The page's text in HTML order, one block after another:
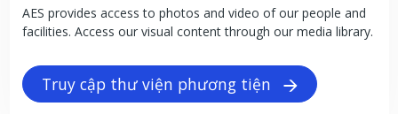
AES provides access to photos and video of our people and
facilities. Access our visual content through our media library.
Truy cập thư viện phương tiện